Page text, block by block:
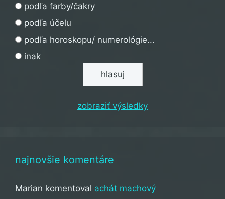
podľa farby/čakry
podľa účelu
podľa horoskopu/ numerológie...
inak
zobraziť výsledky
najnovšie komentáre
Marian komentoval achát machový